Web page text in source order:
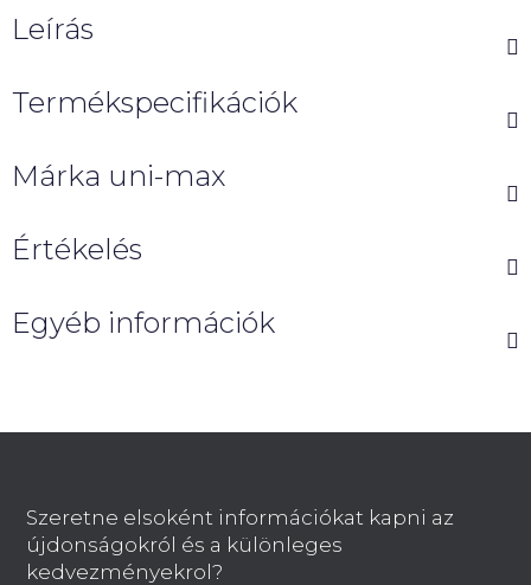
Leírás
Termékspecifikációk
Márka uni-max
Értékelés
Egyéb információk
Szeretne elsoként információkat kapni az
újdonságokról és a különleges
kedvezményekrol?